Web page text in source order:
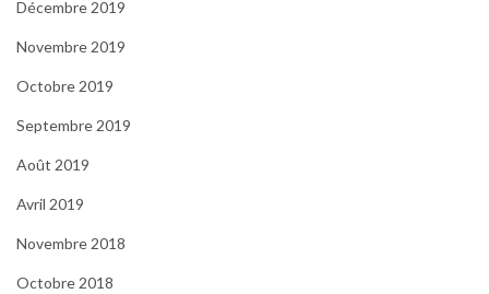
Décembre 2019
Novembre 2019
Octobre 2019
Septembre 2019
Août 2019
Avril 2019
Novembre 2018
Octobre 2018